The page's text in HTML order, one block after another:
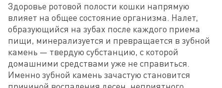
Здоровье ротовой полости кошки напрямую
влияет на общее состояние организма. Налет,
образующийся на зубах после каждого приема
пищи, минерализуется и превращается в зубной
камень — твердую субстанцию, с которой
домашними средствами уже не справиться.
Именно зубной камень зачастую становится